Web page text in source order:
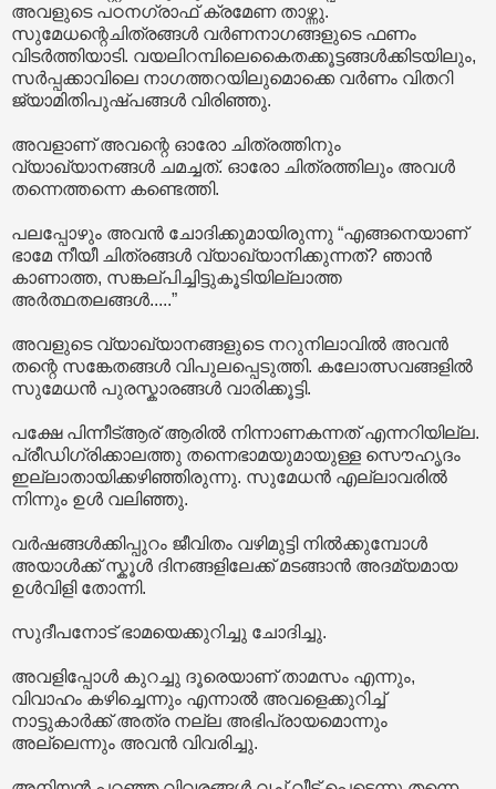
അവളുടെ പഠനഗ്രാഫ് ക്രമേണ താഴ്ന്നു.
സുമേധന്റെചിത്രങ്ങൾ വർണനാഗങ്ങളുടെ ഫണം
വിടർത്തിയാടി. വയലിറമ്പിലെകൈതക്കൂട്ടങ്ങൾക്കിടയിലും,
സർപ്പക്കാവിലെ നാഗത്തറയിലുമൊക്കെ വർണം വിതറി
ജ്യാമിതിപുഷ്പങ്ങൾ വിരിഞ്ഞു.
അവളാണ് അവന്റെ ഓരോ ചിത്രത്തിനും
വ്യാഖ്യാനങ്ങൾ ചമച്ചത്. ഓരോ ചിത്രത്തിലും അവൾ
തന്നെത്തന്നെ കണ്ടെത്തി.
പലപ്പോഴും അവൻ ചോദിക്കുമായിരുന്നു “എങ്ങനെയാണ്
ഭാമേ നീയീ ചിത്രങ്ങൾ വ്യാഖ്യാനിക്കുന്നത്? ഞാൻ
കാണാത്ത, സങ്കല്പിച്ചിട്ടുകൂടിയില്ലാത്ത
അർത്ഥതലങ്ങൾ.....”
അവളുടെ വ്യാഖ്യാനങ്ങളുടെ നറുനിലാവിൽ അവൻ
തന്റെ സങ്കേതങ്ങൾ വിപുലപ്പെടുത്തി. കലോത്സവങ്ങളിൽ
സുമേധൻ പുരസ്കാരങ്ങൾ വാരിക്കൂട്ടി.
പക്ഷേ പിന്നീട്ആര് ആരിൽ നിന്നാണകന്നത് എന്നറിയില്ല.
പ്രീഡിഗ്രിക്കാലത്തു തന്നെഭാമയുമായുള്ള സൌഹൃദം
ഇല്ലാതായിക്കഴിഞ്ഞിരുന്നു. സുമേധൻ എല്ലാവരിൽ
നിന്നും ഉൾ വലിഞ്ഞു.
വർഷങ്ങൾക്കിപ്പുറം ജീവിതം വഴിമുട്ടി നിൽക്കുമ്പോൾ
അയാൾക്ക് സ്കൂൾ ദിനങ്ങളിലേക്ക് മടങ്ങാൻ അദമ്യമായ
ഉൾവിളി തോന്നി.
സുദീപനോട് ഭാമയെക്കുറിച്ചു ചോദിച്ചു.
അവളിപ്പോൾ കുറച്ചു ദൂരെയാണ് താമസം എന്നും,
വിവാഹം കഴിച്ചെന്നും എന്നാൽ അവളെക്കുറിച്ച്
നാട്ടുകാർക്ക് അത്ര നല്ല അഭിപ്രായമൊന്നും
അല്ലെന്നും അവൻ വിവരിച്ചു.